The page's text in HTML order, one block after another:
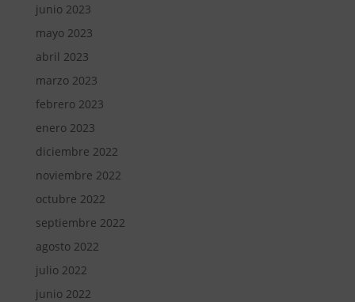
junio 2023
mayo 2023
abril 2023
marzo 2023
febrero 2023
enero 2023
diciembre 2022
noviembre 2022
octubre 2022
septiembre 2022
agosto 2022
julio 2022
junio 2022